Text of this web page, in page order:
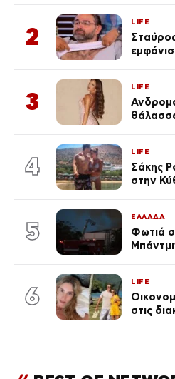
2
LIFE
3
LIFE
θάλασσα
4
LIFE
Σάκης
στην
5
ΕΛΛΑΔΑ
Φωτιά
πλήθος
κενών»
6
LIFE
στις